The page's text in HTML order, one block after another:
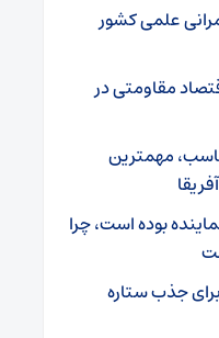
علمی کشور
مقاومتی در
مهمترین
بوده است، چرا
جذب ستاره